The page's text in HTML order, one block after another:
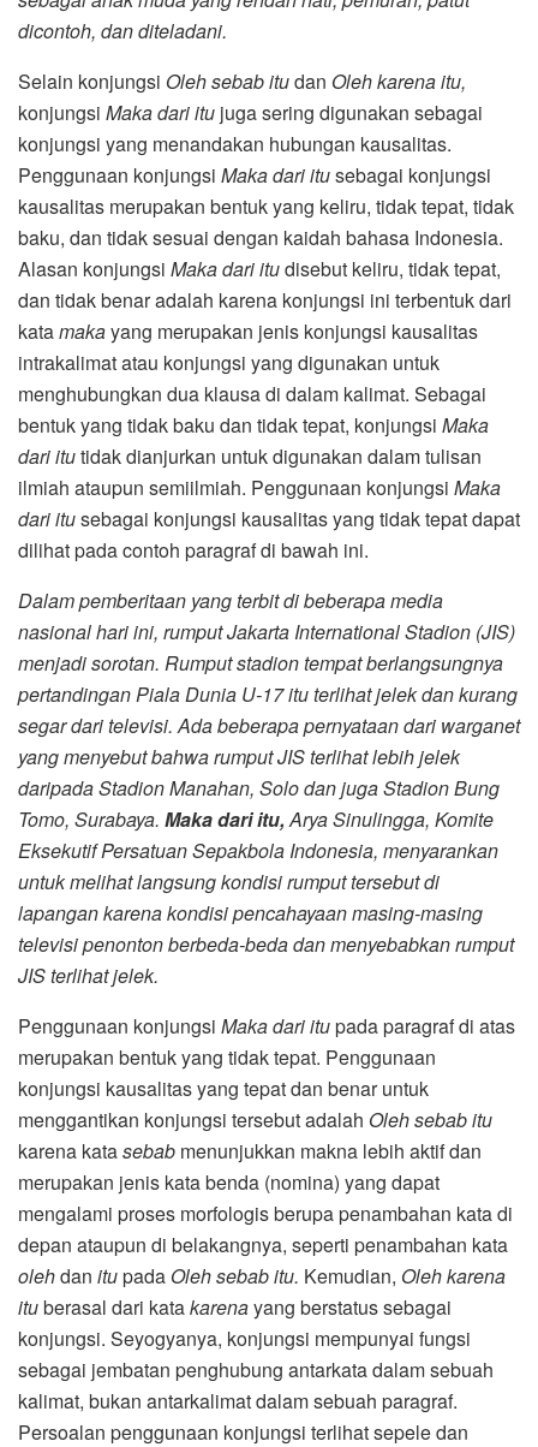
dicontoh, dan diteladani.
Selain konjungsi Oleh sebab itudan Oleh karena itu,
konjungsi Maka dari itu juga sering digunakan sebagai
konjungsi yang menandakan hubungan kausalitas.
Penggunaan konjungsi Maka dari itusebagai konjungsi
kausalitas merupakan bentuk yang keliru, tidak tepat, tidak
baku, dan tidak sesuai dengan kaidah bahasa Indonesia.
Alasan konjungsi Maka dari itudisebut keliru, tidak tepat,
dan tidak benar adalah karena konjungsi ini terbentuk dari
katamakayang merupakan jenis konjungsi kausalitas
intrakalimat atau konjungsi yang digunakan untuk
menghubungkan dua klausa di dalam kalimat. Sebagai
bentuk yang tidak baku dan tidak tepat, konjungsi Maka
dari itutidak dianjurkan untuk digunakan dalam tulisan
ilmiah ataupun semiilmiah. Penggunaan konjungsi Maka
dari itusebagai konjungsi kausalitas yang tidak tepat dapat
dilihat pada contoh paragraf di bawah ini.
Dalam pemberitaan yang terbit di beberapa media
nasional hari ini, rumput Jakarta International Stadion (JIS)
menjadi sorotan. Rumput stadion tempat berlangsungnya
pertandingan Piala Dunia U-17 itu terlihat jelek dan kurang
segar dari televisi. Ada beberapa pernyataan dari warganet
yang menyebut bahwa rumput JIS terlihat lebih jelek
daripada Stadion Manahan, Solo dan juga Stadion Bung
Tomo, Surabaya. Maka dari itu,Arya Sinulingga, Komite
Eksekutif Persatuan Sepakbola Indonesia, menyarankan
untuk melihat langsung kondisi rumput tersebut di
lapangan karena kondisi pencahayaan masing-masing
televisi penonton berbeda-beda dan menyebabkan rumput
JIS terlihat jelek.
Penggunaan konjungsi Maka dari itupada paragraf di atas
merupakan bentuk yang tidak tepat. Penggunaan
konjungsi kausalitas yang tepat dan benar untuk
menggantikan konjungsi tersebut adalah Oleh sebab itu
karena katasebab menunjukkan makna lebih aktif dan
merupakan jenis kata benda (nomina) yang dapat
mengalami proses morfologis berupa penambahan kata di
depan ataupun di belakangnya, seperti penambahan kata
olehdan itupada Oleh sebab itu. Kemudian, Oleh karena
ituberasal dari katakarenayang berstatus sebagai
konjungsi. Seyogyanya, konjungsi mempunyai fungsi
sebagai jembatan penghubung antarkata dalam sebuah
kalimat, bukan antarkalimat dalam sebuah paragraf.
Persoalan penggunaan konjungsi terlihat sepele dan